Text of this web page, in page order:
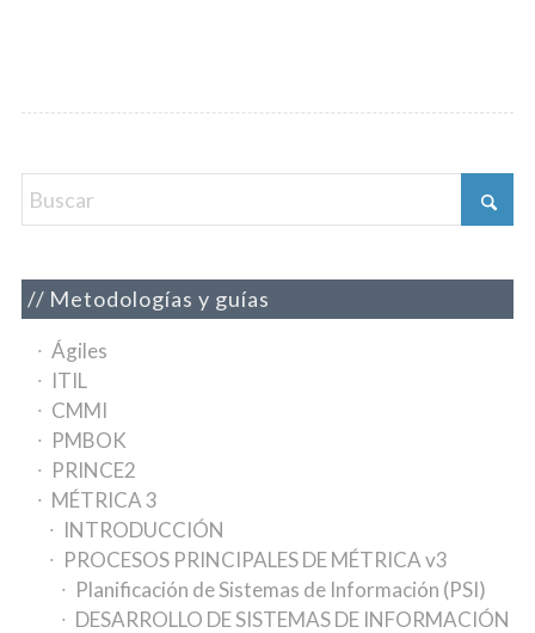
Metodologías y guías
Ágiles
ITIL
CMMI
PMBOK
PRINCE2
MÉTRICA 3
INTRODUCCIÓN
PROCESOS PRINCIPALES DE MÉTRICA v3
Planificación de Sistemas de Información (PSI)
DESARROLLO DE SISTEMAS DE INFORMACIÓN